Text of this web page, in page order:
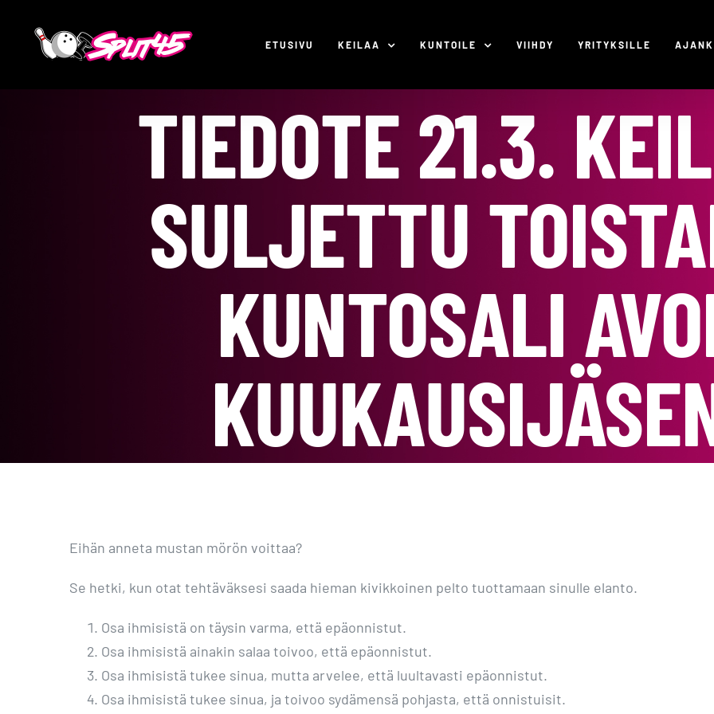
content
ETUSIVU KEILAA KUNTOILE VIIHDY YRITYKSILLE
TIEDOTE 21.3.
SULJETTU
KUNTOSALI
Eihän anneta mustan mörön voittaa?
Se hetki, kun otat tehtäväksesi saada hieman kivikkoinen pelto tuottamaan sinulle elanto.
Osa ihmisistä on täysin varma, että epäonnistut.
Osa ihmisistä ainakin salaa toivoo, että epäonnistut.
Osa ihmisistä tukee sinua, mutta arvelee, että luultavasti epäonnistut.
Osa ihmisistä tukee sinua, ja toivoo sydämensä pohjasta, että onnistuisit.